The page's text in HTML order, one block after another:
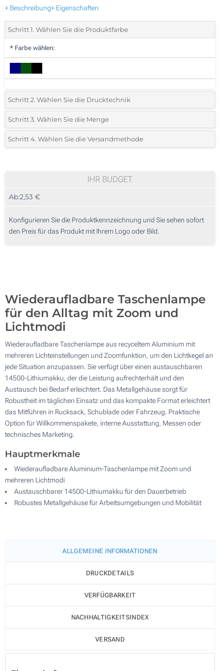
+ Beschreibung+ Eigenschaften
Schritt 1. Wählen Sie die Produktfarbe
* Farbe wählen:
Schritt 2. Wählen Sie die Drucktechnik
*Wählen Sie die Druck- und Farbtechniken für Ihr Logo:
1 Farbig (Auf einer Seite)
3 Farbig (Auf einer Seite)
Lasergravur (Auf einer Seite)
Schritt 3. Wählen Sie die Menge
*Bitte wählen Sie Ihre gewünschte Menge
20
100
Schritt 4. Wählen Sie die Versandmethode
IHR BUDGET
Ab:2,53 €
Konfigurieren Sie die Produktkennzeichnung und Sie sehen sofort
den Preis für das Produkt mit Ihrem Logo oder Bild.
Wiederaufladbare Taschenlampe
für den Alltag mit Zoom und
Lichtmodi
Wiederaufladbare Taschenlampe aus recyceltem Aluminium mit
mehreren Lichteinstellungen und Zoomfunktion, um den Lichtkegel an
jede Situation anzupassen. Sie verfügt über einen austauschbaren
14500-Lithiumakku, der die Leistung aufrechterhält und den
Austausch bei Bedarf erleichtert. Das Metallgehäuse sorgt für
Robustheit im täglichen Einsatz und das kompakte Format erleichtert
das Mitführen in Rucksack, Schublade oder Fahrzeug. Praktische
Option für Willkommenspakete, interne Ausstattung, Messen oder
technisches Marketing.
Hauptmerkmale
Wiederaufladbare Aluminium-Taschenlampe mit Zoom und
mehreren Lichtmodi
Austauschbarer 14500-Lithiumakku für den Dauerbetrieb
Robustes Metallgehäuse für Arbeitsumgebungen und Mobilität
ALLGEMEINE INFORMATIONEN
DRUCKDETAILS
VERFÜGBARKEIT
NACHHALTIGKEITSINDEX
VERSAND